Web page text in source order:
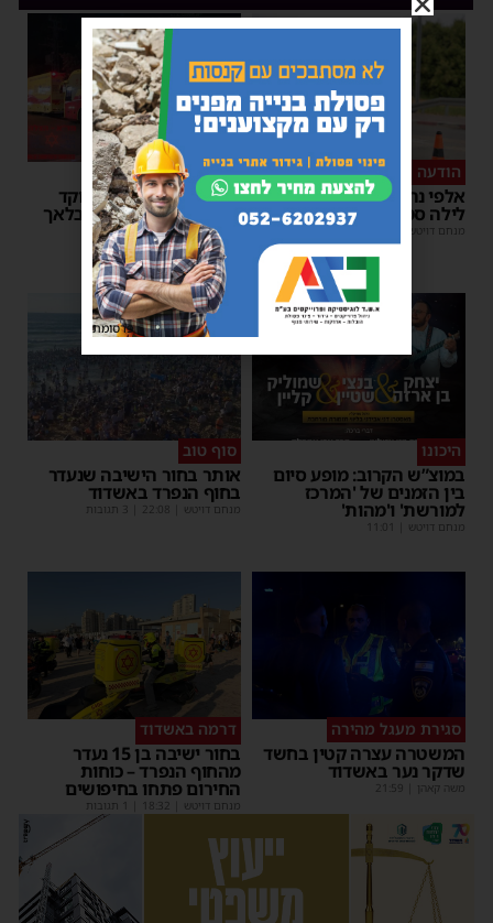
הודעה לנהגים
אלפי נהגים יושפעו: עבודות
לילה סמוך לאשדוד
מנחם דויטש
כל טיפה מצילה
אשדוד מצילה חיים: מוקד
התרמת דם ליד השטיבלאך
משה קאהן |
11:05
היכונו
במוצ”ש הקרוב: מופע סיום
בין הזמנים של 'המרכז
למורשת' ו'מהות'
מנחם דויטש
סוף טוב
אותר בחור הישיבה שנעדר
בחוף הנפרד באשדוד
מנחם דויטש 22:08
סגירת מעגל מהירה
המשטרה עצרה קטין בחשד
שדקר נער באשדוד
משה קאהן 21:59
דרמה באשדוד
בחור ישיבה בן 15 נעדר
מהחוף הנפרד – כוחות
החירום פתחו בחיפושים
מנחם דויטש 18:32
פרסומת